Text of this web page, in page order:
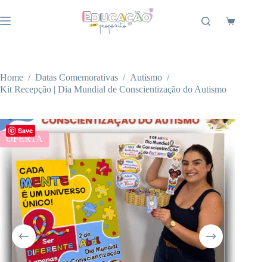
para
o
Carrinho
Home / Datas Comemorativas / Autismo /
Kit Recepção | Dia Mundial de Conscientização do Autismo
Save
OFERTA